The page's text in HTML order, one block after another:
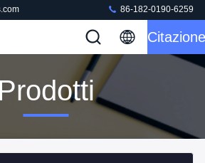
86-182-0190-6259
Citazione
Prodotti